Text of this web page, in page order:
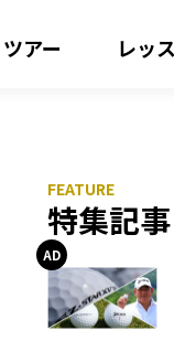
ツアー レッ
特集記事